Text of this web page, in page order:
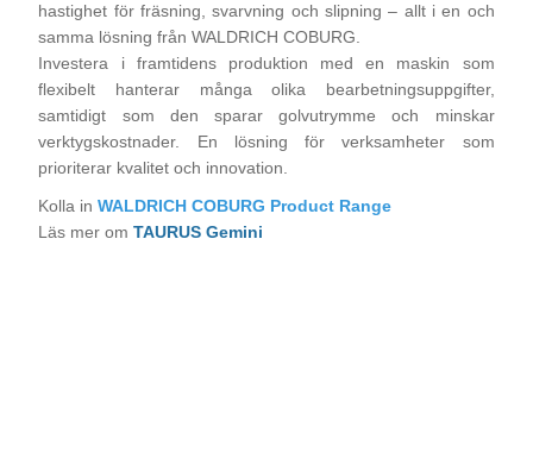
hastighet för fräsning, svarvning och slipning – allt i en och
samma lösning från WALDRICH COBURG.
Investera i framtidens produktion med en maskin som
flexibelt hanterar många olika bearbetningsuppgifter,
samtidigt som den sparar golvutrymme och minskar
verktygskostnader. En lösning för verksamheter som
prioriterar kvalitet och innovation.
Kolla inWALDRICH COBURG Product Range
Läs mer omTAURUS Gemini